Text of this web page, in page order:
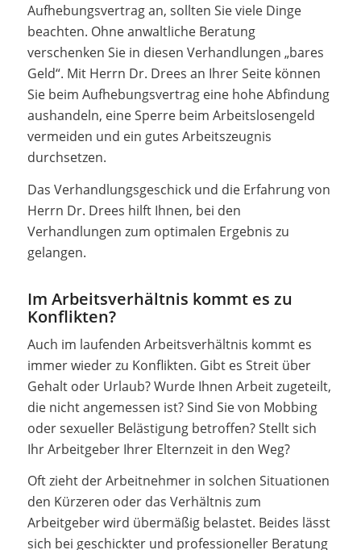
Aufhebungsvertrag an, sollten Sie viele Dinge
beachten. Ohne anwaltliche Beratung
verschenken Sie in diesen Verhandlungen „bares
Geld“. Mit Herrn Dr. Drees an Ihrer Seite können
Sie beim Aufhebungsvertrag eine hohe Abfindung
aushandeln, eine Sperre beim Arbeitslosengeld
vermeiden und ein gutes Arbeitszeugnis
durchsetzen.
Das Verhandlungsgeschick und die Erfahrung von
Herrn Dr. Drees hilft Ihnen, bei den
Verhandlungen zum optimalen Ergebnis zu
gelangen.
Im Arbeitsverhältnis kommt es zu
Konflikten?
Auch im laufenden Arbeitsverhältnis kommt es
immer wieder zu Konflikten. Gibt es Streit über
Gehalt oder Urlaub? Wurde Ihnen Arbeit zugeteilt,
die nicht angemessen ist? Sind Sie von Mobbing
oder sexueller Belästigung betroffen? Stellt sich
Ihr Arbeitgeber Ihrer Elternzeit in den Weg?
Oft zieht der Arbeitnehmer in solchen Situationen
den Kürzeren oder das Verhältnis zum
Arbeitgeber wird übermäßig belastet. Beides lässt
sich bei geschickter und professioneller Beratung